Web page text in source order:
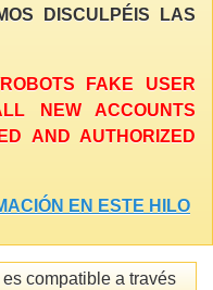
DISCULPÉIS LAS
FAKE USER
NEW ACCOUNTS
AND AUTHORIZED
EN ESTE HILO
compatible a través